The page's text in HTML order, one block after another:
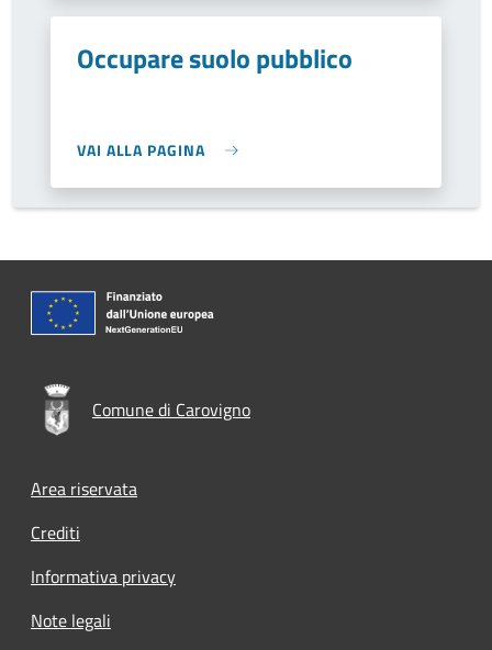
Occupare suolo pubblico
VAI ALLA PAGINA
Comune di Carovigno
Footer menu
Area riservata
Crediti
Informativa privacy
Note legali